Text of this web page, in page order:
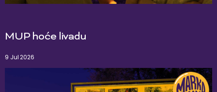
MUP hoće livadu
9 Jul 2026